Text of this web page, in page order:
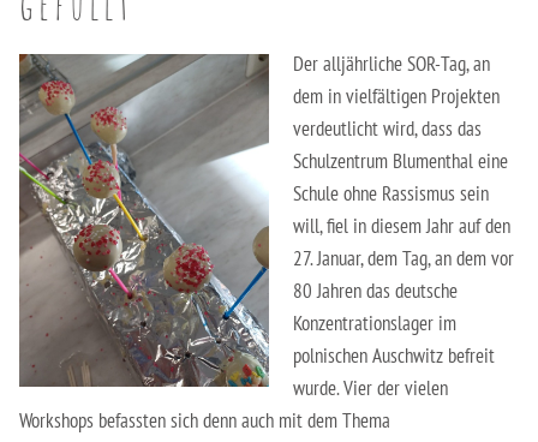
Der alljährliche SOR-Tag, an
dem in vielfältigen Projekten
verdeutlicht wird, dass das
Schulzentrum Blumenthal eine
Schule ohne Rassismus sein
will, fiel in diesem Jahr auf den
27. Januar, dem Tag, an dem vor
80 Jahren das deutsche
Konzentrationslager im
polnischen Auschwitz befreit
wurde. Vier der vielen
Workshops befassten sich denn auch mit dem Thema
Berufsfachschule für Hauswirtschaft und Soziales
Berufsfachschule für Kinderpflege
Berufsfachschule für Pflegeassistenz –
Heilerziehungspflege/Altenpflege
Berufsfachschule für Sozialpädagogische Assistenz
(Vollzeit)
Berufsfachschule für Sozialpädagogische Assistenz
(Teilzeit)
Fachoberschule für Gesundheit und Soziales